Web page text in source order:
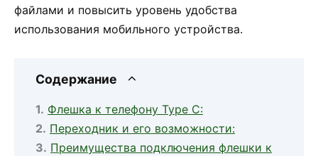
файлами и повысить уровень удобства
использования мобильного устройства.
Содержание
Флешка к телефону Type C:
Переходник и его возможности:
Преимущества подключения флешки к